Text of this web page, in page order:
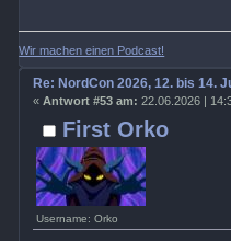
Wir machen einen Podcast!
First Orko
Username: Orko
Re: NordCon 2026, 12. bis 14.
« Antwort #53 am: 22.06.2026 |